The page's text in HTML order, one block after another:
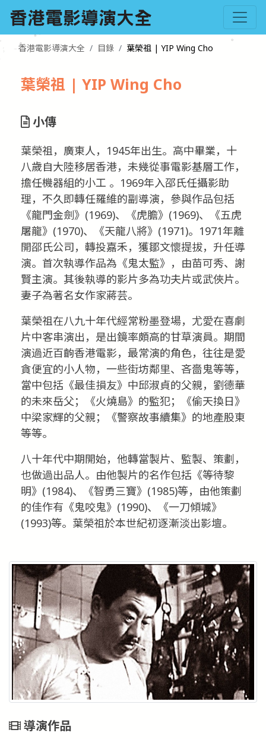
香港電影導演大全 目錄 葉榮祖 | YIP Wing Cho
葉榮祖 | YIP Wing Cho
小傳
葉榮祖，廣東人，1945年出生。高中畢業，十
八歲自大陸移居香港，未幾從事電影基層工作，
擔任機器組的小工 。1969年入邵氏任攝影助
理，不久即轉任羅維的副導演，參與作品包括
《龍門金劍》(1969)、《虎膽》(1969)、《五虎
屠龍》(1970)、《天龍八將》(1971)。1971年離
開邵氏公司，轉投嘉禾，獲鄒文懷提拔，升任導
演。首次執導作品為《鬼太監》，由苗可秀、謝
賢主演。其後執導的影片多為功夫片或武俠片。
妻子為著名女作家蔣芸。
葉榮祖在八九十年代經常粉墨登場，尤愛在喜劇
片中客串演出，是出鏡率頗高的甘草演員。期間
演過近百齣香港電影，最常演的角色，往往是愛
貪便宜的小人物，一些街坊鄰里、吝嗇鬼等等，
當中包括《最佳損友》中邱淑貞的父親，劉德華
的未來岳父；《火燒島》的監犯；《偷天換日》
中梁家輝的父親；《警察故事續集》的地產股東
等等。
八十年代中期開始，他轉當製片、監製、策劃，
也做過出品人。由他製片的名作包括《等待黎
明》(1984)、《智勇三寶》(1985)等，由他策劃
的佳作有《鬼咬鬼》(1990)、《一刀傾城》
(1993)等。葉榮祖於本世紀初逐漸淡出影壇。
導演作品